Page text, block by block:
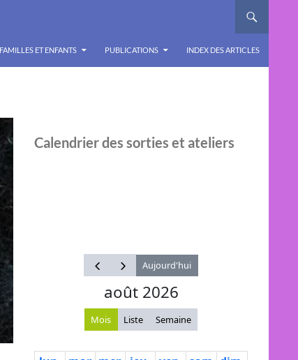
FAMILLES ET ENFANTS PUBLICATIONS INDEX DES ARTICLES
Calendrier des sorties et ateliers